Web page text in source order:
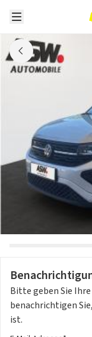
Bitte geben Sie
benachrichtigen
ist.